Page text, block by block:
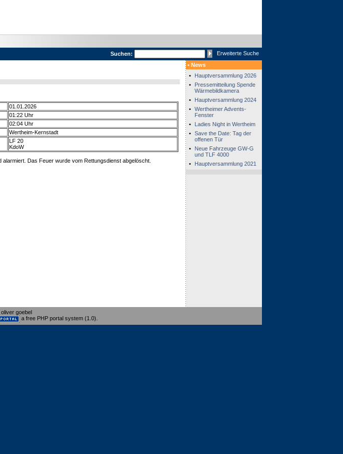
Suchen: Erweiterte Suche
01.01.2026
01:22 Uhr
02:04 Uhr
Wertheim-Kernstadt
LF 20
KdoW
Das Feuer wurde vom Rettungsdienst abgelöscht.
• News
•
Hauptversammlung 2026
•
Pressemitteilung Spende
Wärmebildkamera
•
Hauptversammlung 2024
• Wertheimer Advents-
Fenster
•
Ladies Night in Wertheim
• Save the Date: Tag der
offenen Tür
•
Neue Fahrzeuge GW-G
und TLF 4000
•
Hauptversammlung 2021
goebel
a free PHP portal system (1.0).